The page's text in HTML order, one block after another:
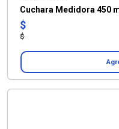
Cuchara Medidora 450
$
$